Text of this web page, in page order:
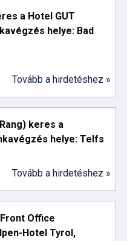
a Hotel GUT
helye: Bad
Tovább a hirdetéshez »
keres a
helye: Telfs
Tovább a hirdetéshez »
Office
Hotel Tyrol,